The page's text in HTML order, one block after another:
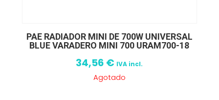
PAE RADIADOR MINI DE 700W UNIVERSAL
BLUE VARADERO MINI 700 URAM700-18
34,56 € IVA incl.
Agotado